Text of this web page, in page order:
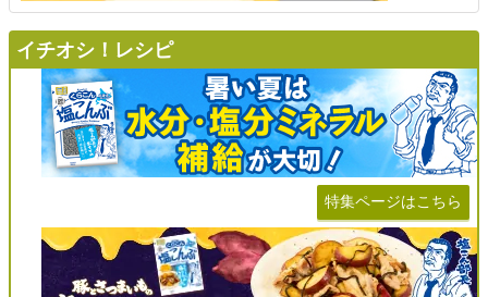
イチオシ！レシピ
特集ページはこちら